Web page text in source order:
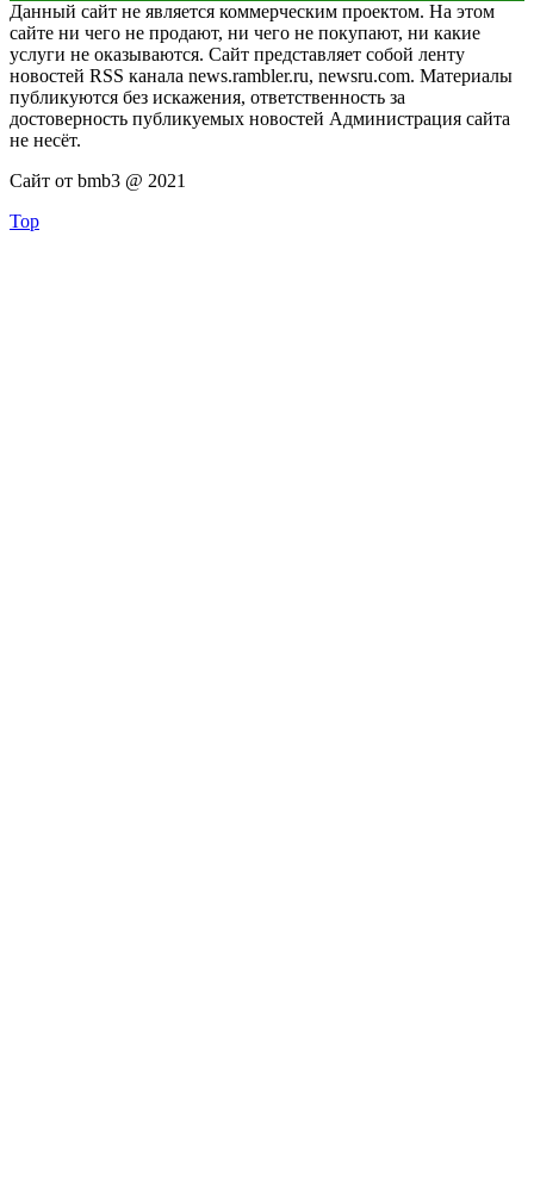
Данный сайт не является коммерческим проектом. На этом
сайте ни чего не продают, ни чего не покупают, ни какие
услуги не оказываются. Сайт представляет собой ленту
новостей RSS канала news.rambler.ru, newsru.com. Материалы
публикуются без искажения, ответственность за
достоверность публикуемых новостей Администрация сайта
не несёт.
Сайт от bmb3 @ 2021
Top